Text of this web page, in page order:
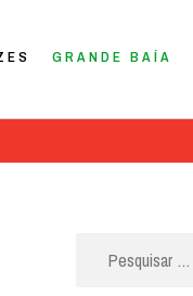
GRANDE BAÍA